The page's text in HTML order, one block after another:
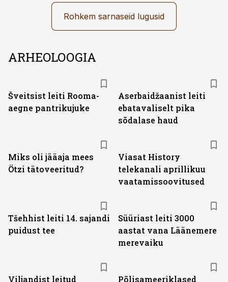
Rohkem sarnaseid lugusid
ARHEOLOOGIA
Šveitsist leiti Rooma-
aegne pantrikujuke
Aserbaidžaanist leiti
ebatavaliselt pika
sõdalase haud
Miks oli jääaja mees
Ötzi tätoveeritud?
Viasat History
telekanali aprillikuu
vaatamissoovitused
Tšehhist leiti 14. sajandi
puidust tee
Süüriast leiti 3000
aastat vana Läänemere
merevaiku
Viljandist leitud
Põlisameeriklased